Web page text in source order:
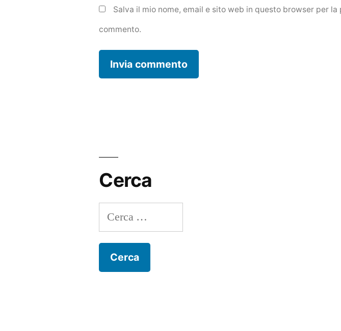
Salva il mio nome, email e sito web in questo browser per
commento.
Cerca
Ricerca
per: